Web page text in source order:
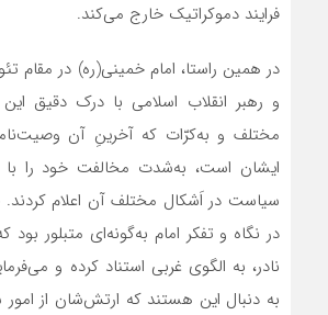
فرایند دموکراتیک خارج می‌کند.
در همین راستا، امام خمینی(ره) در مقام
و رهبر انقلاب اسلامی با درک دقیق
مختلف و به‌کرّات که آخرینِ آن
ایشان است، به‌شدت مخالفت خود را با
سیاست در اَشکال مختلف آن اعلام
در نگاه و تفکر امام به‌گونه‌ای متبلور بود
نادر، به الگوی غربی استناد کرده و
به دنبال این هستند که ارتش‌شان از امور